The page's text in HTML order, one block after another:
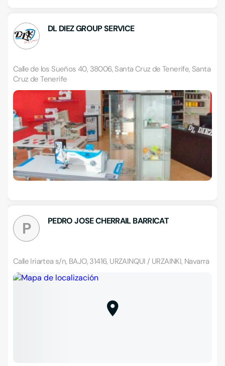
DL DIEZ GROUP SERVICE
Calle de los Sueños 40, 38006, Santa Cruz de Tenerife, Santa
Cruz de Tenerife
P PEDRO JOSE CHERRAIL BARRICAT
Calle Iriartea s/n, BAJO, 31416, URZAINQUI / URZAINKI, Navarra